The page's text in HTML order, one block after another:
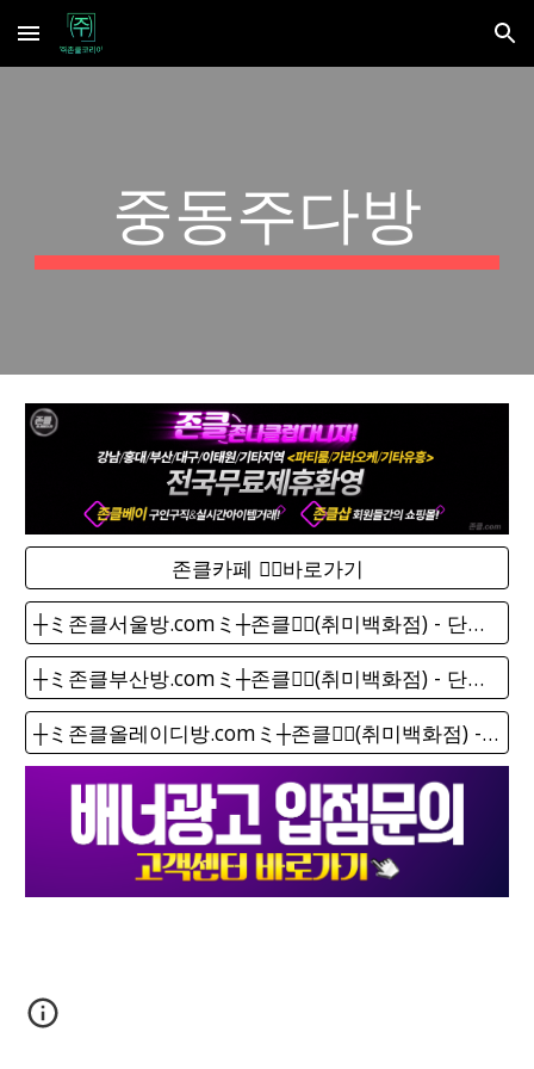
Skip to main content Skip to navigation
중동주다방
존클카페 ❤️‍🔥바로가기
┼ミ존클서울방.comミ┼존클❤️‍🔥(취미백화점) - 단톡방
┼ミ존클부산방.comミ┼존클❤️‍🔥(취미백화점) - 단톡방
┼ミ존클올레이디방.comミ┼존클❤️‍🔥(취미백화점) - 단톡방